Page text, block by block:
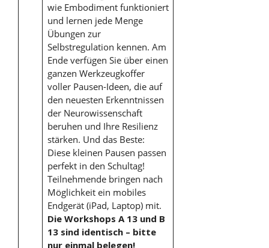
wie Embodiment funktioniert
und lernen jede Menge
Übungen zur
Selbstregulation kennen. Am
Ende verfügen Sie über einen
ganzen Werkzeugkoffer
voller Pausen-Ideen, die auf
den neuesten Erkenntnissen
der Neurowissenschaft
beruhen und Ihre Resilienz
stärken. Und das Beste:
Diese kleinen Pausen passen
perfekt in den Schultag!
Teilnehmende bringen nach
Möglichkeit ein mobiles
Endgerät (iPad, Laptop) mit.
Die Workshops A 13 und B
13 sind identisch – bitte
nur einmal belegen!